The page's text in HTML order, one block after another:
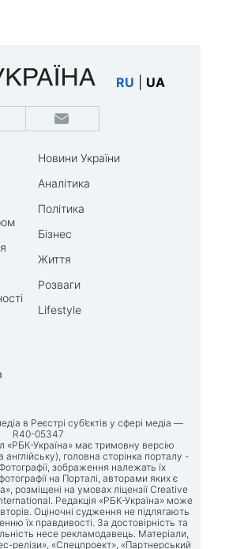
RU UA
Новини України
Аналітика
Політика
Бізнес
Життя
Розваги
Lifestyle
в Реєстрі суб’єктів у сфері медіа —
R40-05347
«РБК-Україна» має тримовну версію
англійську), головна сторінка порталу -
зображення належать їх
на Порталі, авторами яких є
розміщені на умовах ліцензії Creative
Редакція «РБК-Україна» може
Оціночні судження не підлягають
їх правдивості. За достовірність та
несе рекламодавець. Матеріали,
релізи», «Спецпроект», «Партнерський